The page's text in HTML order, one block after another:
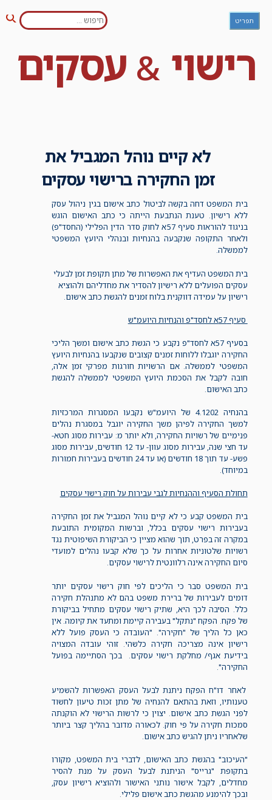
Skip
חפש: תפריט
רישוי &עסקים
לא קיים נוהל המגביל את
זמן החקירה ברישוי עסקים
בית המשפט דחה בקשה לביטול כתב אישום בגין ניהול עסק
ללא רישיון. טענת הנתבעת הייתה כי כתב האישום הוגש
בניגוד להוראות סעיף 57א לחוק סדר הדין הפלילי (החסד"פ)
ולאחר התקופה שנקבעה בהנחיות ובנהלי היועץ המשפטי
לממשלה.
בית המשפט העדיף את האפשרות של מתן תקופת זמן לבעלי
עסקים הפועלים ללא רישיון להסדיר את מחדליהם ולהוציא
רישיון על עמידה דווקנית בלוח זמנים להגשת כתב אישום.
סעיף 57א לחסד"פ והנחיות היועמ"ש
בסעיף 57א ל חסד"פ נקבע כי הגשת כתב אישום ומשך הליכי
החקירה יוגבלו ללוחות זמנים קצובים שנקבעו בהנחיות היועץ
המשפטי לממשלה. אם הרשויות חורגות מפרקי זמן אלה,
חובה לקבל את הסכמת היועץ המשפטי לממשלה להגשת
כתב האישום.
בהנחיה 4.1202 של היועמ"ש נקבעו המסגרות המרכזיות
למשך החקירה לפיהן משך החקירה יוגבל במסגרת נהלים
פנימיים של רשויות החקירה, ולא יותר מ: עבירות מסוג חטא-
עד חצי שנה, עבירות מסוג עוון- עד 12 חודשים,
עבירות מסוג
פשע- עד תוך 18 חודשים (או עד 24 חודשים בעבירות חמורות
במיוחד).
תחולת הסעיף וההנחיות לגבי עבירות על חוק רישוי עסקים
בית המשפט קבע כי לא קיים נוהל המגביל את זמן החקירה
בעבירות רישוי עסקים בכלל, וברשות המקומית התובעת
במקרה זה בפרט, תוך שהוא מציין כי הביקורת השיפוטית נגד
רשויות שלטוניות אחרות על כך שלא קבעו נהלים למועדי
סיום החקירה אינה רלוונטית לרישוי עסקים.
בית המשפט סבר כי הליכים לפי חוק רישוי עסקים יותר
דומים לעבירות של ברירת משפט בהם לא מתנהלת חקירה
כלל. הסיבה לכך היא, שתיק רישוי עסקים מתחיל בביקורת
של פקח. הפקח "נתקל" בעבירה קיימת ומתעד את קיומה. אין
כאן כל הליך של "חקירה". "העובדה כי העסק פועל ללא
רישיון אינה מצריכה חקירה כלשהי. זוהי עובדה המצויה
בידיעת אגף/ מחלקת רישוי עסקים. בכך הסתיימה בפועל
החקירה".
לאחר דו"ח הפקח ניתנת לבעל העסק האפשרות להשמיע
טענותיו, וזאת בהתאם להנחיה של מתן זכות טיעון לחשוד
לפני הגשת כתב אישום. יצוין כי לרשות הרישוי לא הוקנתה
סמכות חקירה על פי חוק.לכאורה מדובר בהליך קצר ביותר
שלאחריו ניתן להגיש כתב אישום.
"העיכוב" בהגשת כתב האישום, לדברי בית המשפט, מקורו
בתקופת "גרייס" הניתנת לבעל העסק על מנת להסיר
מחדלים, לקבל אישור נותני האישור ולהוציא רישיון עסק,
ובכך להימנע מהגשת כתב אישום פלילי.